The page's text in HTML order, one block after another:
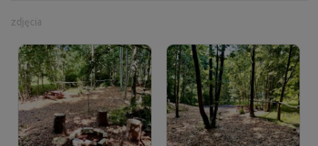
zdjęcia